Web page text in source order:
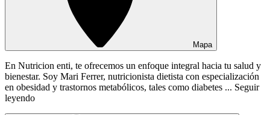
Mapa
En Nutricion enti, te ofrecemos un enfoque integral hacia tu salud y
bienestar. Soy Mari Ferrer, nutricionista dietista con especialización
en obesidad y trastornos metabólicos, tales como diabetes ... Seguir
leyendo